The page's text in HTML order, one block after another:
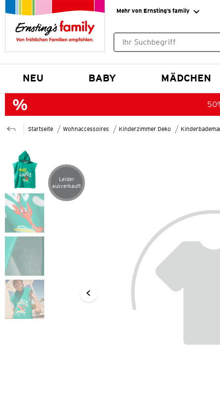
Mehr von Ernsting’s family
NEU BABY MÄDCHEN
Startseite Wohnaccessoires Kinderzimmer Deko
Artikel leider ausverkauft
Leider
ausverkauft